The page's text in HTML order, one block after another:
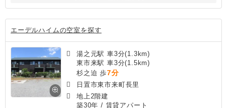
エーデルハイムの空室を探す
湯之元駅 車3分(1.3km)
東市来駅 車3分(1.5km)
杉之迫 歩7分
日置市東市来町長里
地上2階建
築30年 / 賃貸アパート